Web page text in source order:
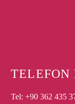
TELEFON
Tel: +90 362 435